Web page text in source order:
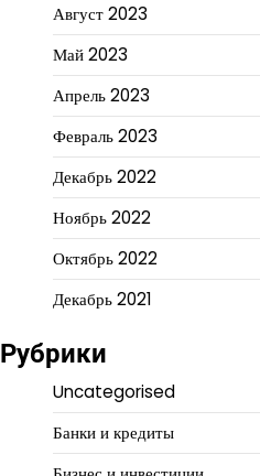
Август 2023
Май 2023
Апрель 2023
Февраль 2023
Декабрь 2022
Ноябрь 2022
Октябрь 2022
Декабрь 2021
Рубрики
Uncategorised
Банки и кредиты